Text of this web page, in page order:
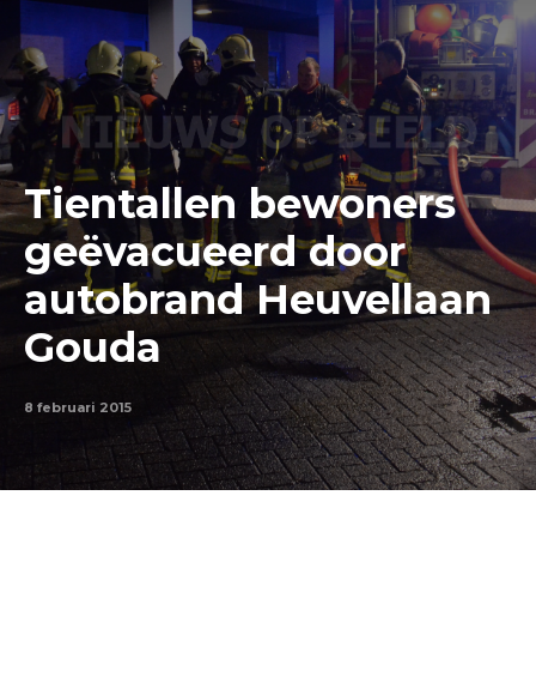
Tientallen bewoners
geëvacueerd door
autobrand Heuvellaan
Gouda
8 februari 2015